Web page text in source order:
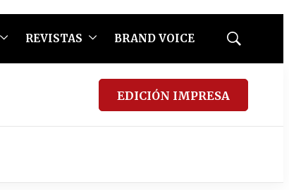
REVISTAS BRAND VOICE
Mostrar
EDICIÓN IMPRESA